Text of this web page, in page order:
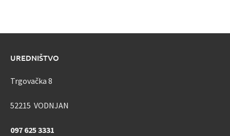
UREDNIŠTVO
Trgovačka 8
52215 VODNJAN
097 625 3331